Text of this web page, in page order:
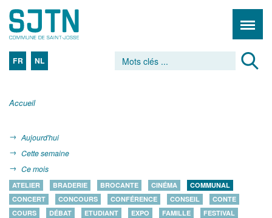
FR NL
Accueil
Aujourd'hui
Cette semaine
Ce mois
ATELIER BRADERIE BROCANTE CINÉMA
COMMUNAL
CONCERT
CONCOURS CONFÉRENCE CONSEIL
CONTE
COURS
DÉBAT ETUDIANT EXPO FAMILLE
FESTIVAL